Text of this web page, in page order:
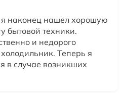
я наконец нашел хорошую
бытовой техники.
и недорого
Теперь я
в случае возникших